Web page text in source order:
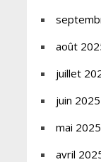
août
juillet
juin 2025
mai 2025
avril